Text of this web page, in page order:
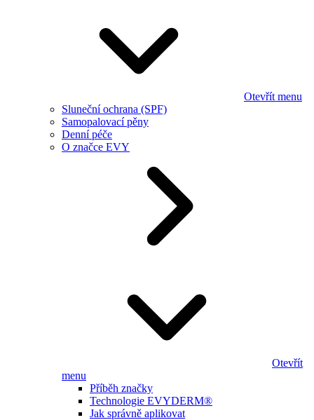
Otevřít menu
Sluneční ochrana (SPF)
Samopalovací pěny
Denní péče
O značce EVY
Otevřít
menu
Příběh značky
Technologie EVYDERM®
Jak správně aplikovat